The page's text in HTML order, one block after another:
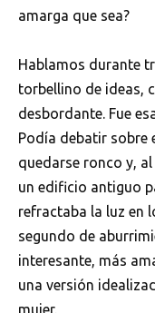
amarga que sea?
Hablamos durante
torbellino de ideas,
desbordante. Fue
Podía debatir sobre
quedarse ronco y,
un edificio antiguo
refractaba la luz en
segundo de
interesante, más
una versión
mujer.